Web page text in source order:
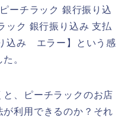
ーチラック 銀行振り込
ク 銀行振り込み 支払
込み エラー】という感
。
、ピーチラックのお店
利用できるのか？それ